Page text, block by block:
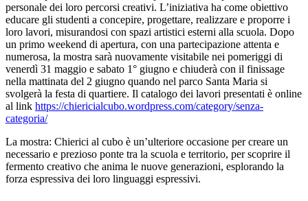
personale dei loro percorsi creativi. L’iniziativa ha come obiettivo
educare gli studenti a concepire, progettare, realizzare e proporre i
loro lavori, misurandosi con spazi artistici esterni alla scuola. Dopo
un primo weekend di apertura, con una partecipazione attenta e
numerosa, la mostra sarà nuovamente visitabile nei pomeriggi di
venerdì 31 maggio e sabato 1° giugno e chiuderà con il finissage
nella mattinata del 2 giugno quando nel parco Santa Maria si
svolgerà la festa di quartiere. Il catalogo dei lavori presentati è online
al link https://chiericialcubo.wordpress.com/category/senza-
categoria/
La mostra: Chierici al cubo è un’ulteriore occasione per creare un
necessario e prezioso ponte tra la scuola e territorio, per scoprire il
fermento creativo che anima le nuove generazioni, esplorando la
forza espressiva dei loro linguaggi espressivi.